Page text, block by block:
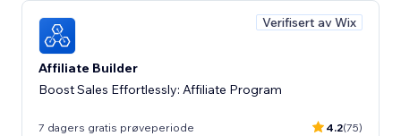
Verifisert av Wix
Affiliate Builder
Boost Sales Effortlessly: Affiliate Program
7 dagers gratis prøveperiode 4.2(75)